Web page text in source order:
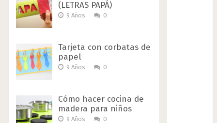
(LETRAS PAPÁ)
9 Años 0
Tarjeta con corbatas de
papel
9 Años 0
Cómo hacer cocina de
madera para niños
9 Años 0